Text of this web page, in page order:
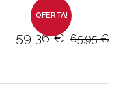
OFERTA!
59,36€ 65,95€